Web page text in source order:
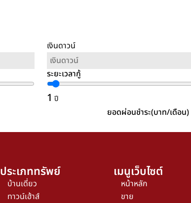
เงินดาวน์
ระยะเวลากู้
1 ปี
ยอดผ่อนชำระ(บาท/เดือน)
ประเภททรัพย์
บ้านเดี่ยว
ทาวน์เฮ้าส์
เมนูเว็บไซต์
หน้าหลัก
ขาย